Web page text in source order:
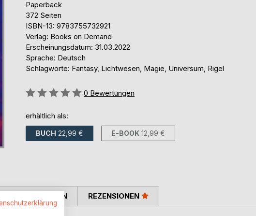
Paperback
372 Seiten
ISBN-13: 9783755732921
Verlag: Books on Demand
Erscheinungsdatum: 31.03.2022
Sprache: Deutsch
Schlagworte: Fantasy, Lichtwesen, Magie, Universum, Rigel
Bewertung::
0 Bewertungen
erhältlich als:
BUCH 22,99 € E-BOOK 12,99 €
PRESSESTIMMEN REZENSIONEN